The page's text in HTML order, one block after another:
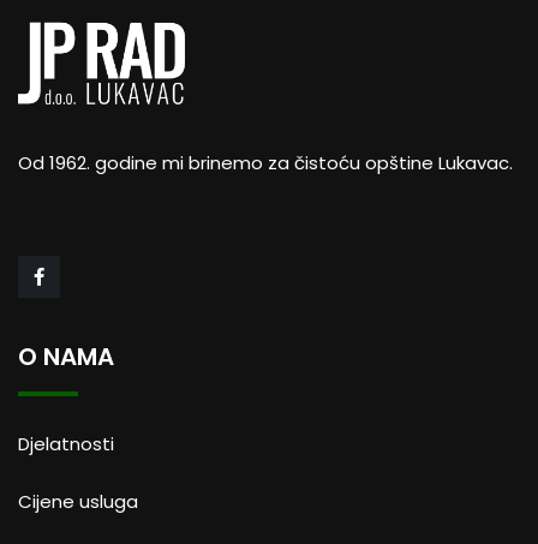
Od 1962. godine mi brinemo za čistoću opštine Lukavac.
O NAMA
Djelatnosti
Cijene usluga